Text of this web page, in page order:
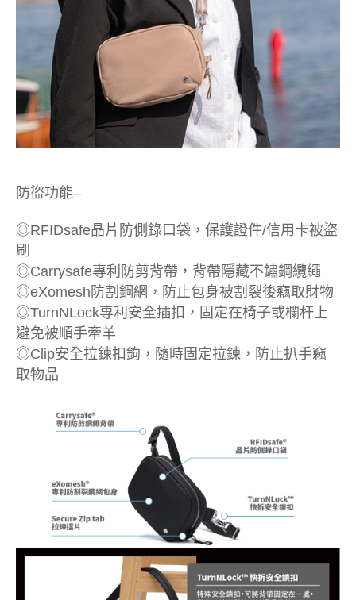
防盜功能–
◎RFIDsafe晶片防側錄口袋，保護證件/信用卡被盜
刷
◎Carrysafe專利防剪背帶，背帶隱藏不鏽鋼纜繩
◎eXomesh防割鋼網，防止包身被割裂後竊取財物
◎TurnNLock專利安全插扣，固定在椅子或欄杆上
避免被順手牽羊
◎Clip安全拉鍊扣鉤，隨時固定拉鍊，防止扒手竊
取物品